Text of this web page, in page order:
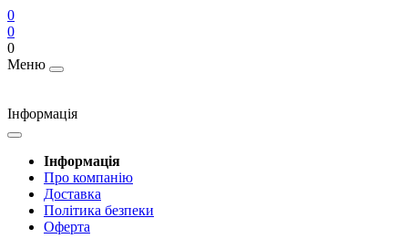
0
0
0
Меню
Інформація
Інформація
Про компанію
Доставка
Політика безпеки
Оферта